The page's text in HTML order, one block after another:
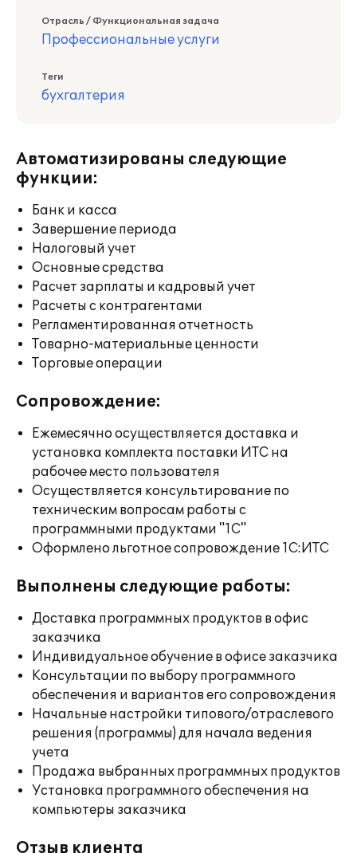
Отрасль / Функциональная задача
Профессиональные услуги
Теги
бухгалтерия
Автоматизированы следующие
функции:
Банк и касса
Завершение периода
Налоговый учет
Основные средства
Расчет зарплаты и кадровый учет
Расчеты с контрагентами
Регламентированная отчетность
Товарно-материальные ценности
Торговые операции
Сопровождение:
Ежемесячно осуществляется доставка и
установка комплекта поставки ИТС на
рабочее место пользователя
Осуществляется консультирование по
техническим вопросам работы с
программными продуктами "1С"
Оформлено льготное сопровождение 1С:ИТС
Выполнены следующие работы:
Доставка программных продуктов в офис
заказчика
Индивидуальное обучение в офисе заказчика
Консультации по выбору программного
обеспечения и вариантов его сопровождения
Начальные настройки типового/отраслевого
решения (программы) для начала ведения
учета
Продажа выбранных программных продуктов
Установка программного обеспечения на
компьютеры заказчика
Отзыв клиента